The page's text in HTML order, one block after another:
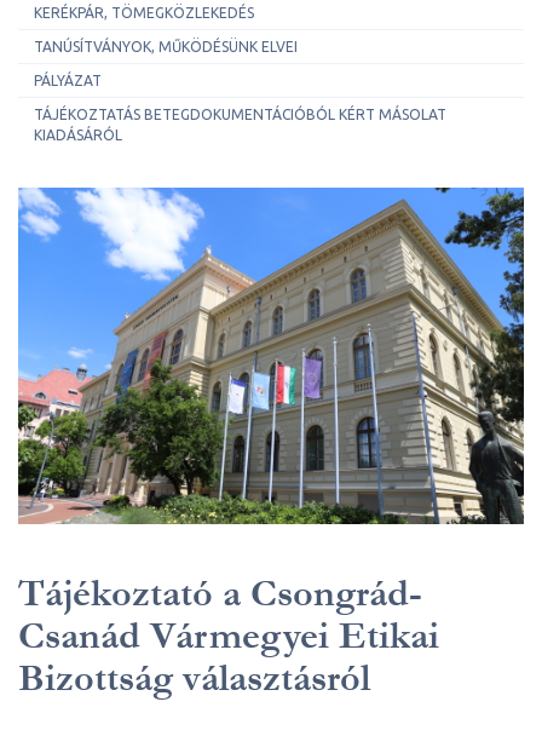
KERÉKPÁR, TÖMEGKÖZLEKEDÉS
TANÚSÍTVÁNYOK, MŰKÖDÉSÜNK ELVEI
PÁLYÁZAT
TÁJÉKOZTATÁS BETEGDOKUMENTÁCIÓBÓL KÉRT MÁSOLAT
KIADÁSÁRÓL
Tájékoztató a Csongrád-
Csanád Vármegyei Etikai
Bizottság választásról